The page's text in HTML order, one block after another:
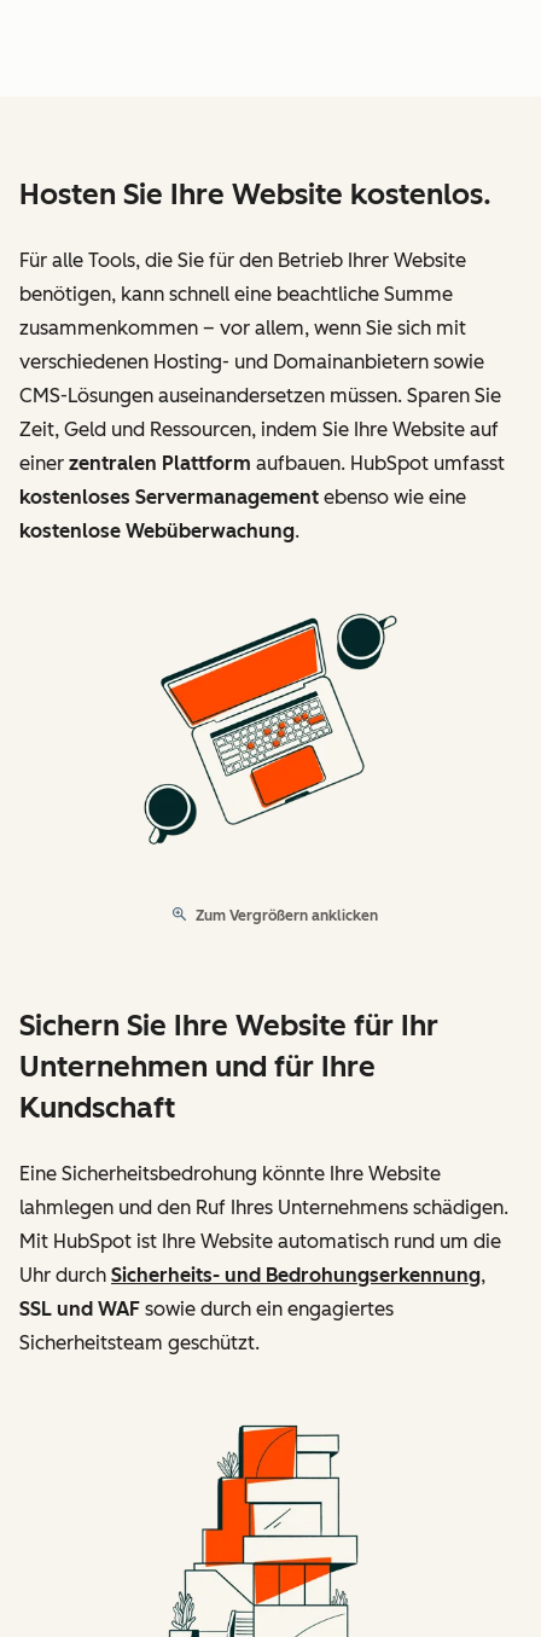
Hosten Sie Ihre Website kostenlos.
Für alle Tools, die Sie für den Betrieb Ihrer Website
benötigen, kann schnell eine beachtliche Summe
zusammenkommen – vor allem, wenn Sie sich mit
verschiedenen Hosting- und Domainanbietern sowie
CMS-Lösungen auseinandersetzen müssen. Sparen Sie
Zeit, Geld und Ressourcen, indem Sie Ihre Website auf
einer zentralen Plattform aufbauen. HubSpot umfasst
kostenloses Servermanagement ebenso wie eine
kostenlose Webüberwachung.
Zum Vergrößern anklicken
Sichern Sie Ihre Website für Ihr
Unternehmen und für Ihre
Kundschaft
Eine Sicherheitsbedrohung könnte Ihre Website
lahmlegen und den Ruf Ihres Unternehmens schädigen.
Mit HubSpot ist Ihre Website automatisch rund um die
Uhr durch Sicherheits- und Bedrohungserkennung,
SSL und WAF sowie durch ein engagiertes
Sicherheitsteam geschützt.